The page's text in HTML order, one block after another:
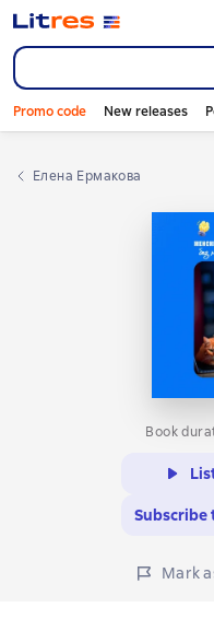
Promo code New releases
Елена Ермакова
Book
Subscribe
Mark